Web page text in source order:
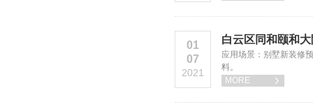
01
07
2021
白云区同和颐和
应用场景：别墅新装修
料。
MORE
